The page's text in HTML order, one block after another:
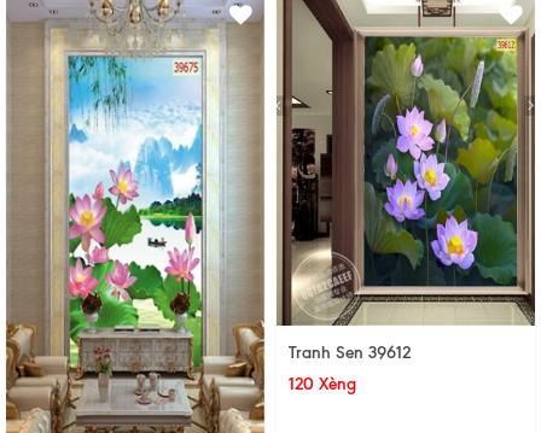
Tranh Sen 39612
120 Xèng